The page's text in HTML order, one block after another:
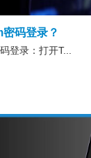
码登录？
登录：打开T...